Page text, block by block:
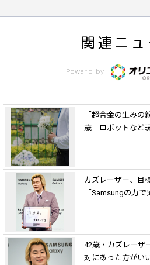
関連ニュ
Powerd by
「超合金の生み
歳 ロボットなど
カズレーザー、目
「Samsungの力
42歳・カズレーザ
対にあった方がい